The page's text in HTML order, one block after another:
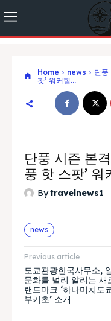
Home news
단풍
팟’ 워커힐...
단풍 시즌 본
풍 핫 스팟’
Bytravelnews1
news
Previous article
도쿄관광한국사무소,
문화를 널리 알리는 새
랜드마크 ‘하나미치도
부키초’ 소개